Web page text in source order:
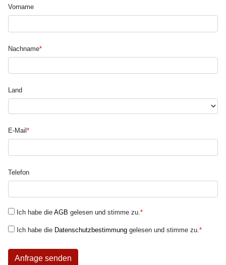
Vorname
Nachname*
Land
E-Mail *
Telefon
Ich habe die AGB gelesen und stimme zu.*
Ich habe die Datenschutzbestimmung gelesen und stimme zu.*
Anfrage senden